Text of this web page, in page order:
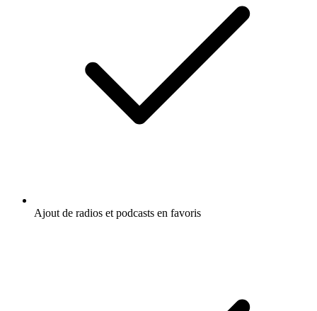
Ajout de radios et podcasts en favoris